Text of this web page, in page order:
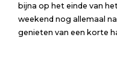
bijna op het einde van
weekend nog allemaal
genieten van een korte